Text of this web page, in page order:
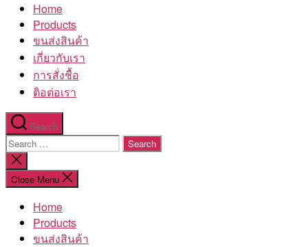
โรงงานHome
Products
ขนส่งสินค้า
เกี่ยวกับเรา
การสั่งชื้อ
ติอต่อเรา
Search
Search
for:
Close
search
Close Menu
Home
Products
ขนส่งสินค้า